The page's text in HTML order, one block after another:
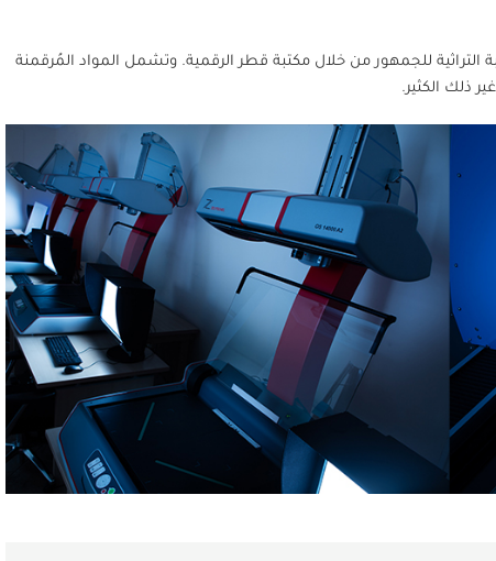
التراثية للجمهور من خلال مكتبة قطر الرقمية. وتشمل المواد المُرقمنة
ذلك الكثير.